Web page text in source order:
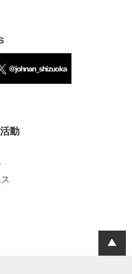
動